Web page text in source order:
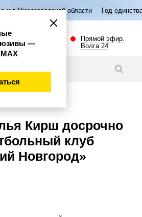
области Год единства народов
Прямой эфир.
Волга 24
Кирш досрочно
клуб
Новгород»
—
МАХ